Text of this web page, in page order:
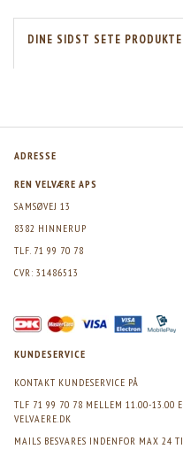
DINE SIDST SETE
ADRESSE
REN VELVÆRE APS
SAMSØVEJ 13
8382 HINNERUP
TLF. 71 99 70 78
CVR: 31486513
KUNDESERVICE
KONTAKT KUNDESERVICE PÅ
TLF 71 99 70 78 MELLEM 11.00-13.00
VELVAERE.DK
MAILS BESVARES INDENFOR MAX 24